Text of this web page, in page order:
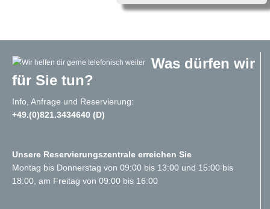
Was dürfen wir
für Sie tun?
Info, Anfrage und Reservierung:
+49.(0)821.3434640 (D)
Unsere Reservierungszentrale erreichen Sie
Montag bis Donnerstag von 09:00 bis 13:00 und 15:00 bis
18:00, am Freitag von 09:00 bis 16:00